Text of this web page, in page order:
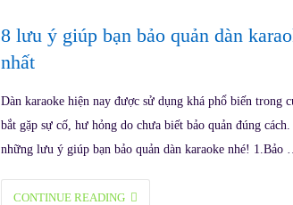
8 lưu ý giúp bạn bảo quản dàn
nhất
Dàn karaoke hiện nay được sử dụng khá phổ biến trong
bắt gặp sự cố, hư hỏng do chưa biết bảo quản đúng
những lưu ý giúp bạn bảo quản dàn karaoke nhé! 1.Bảo
CONTINUE READING